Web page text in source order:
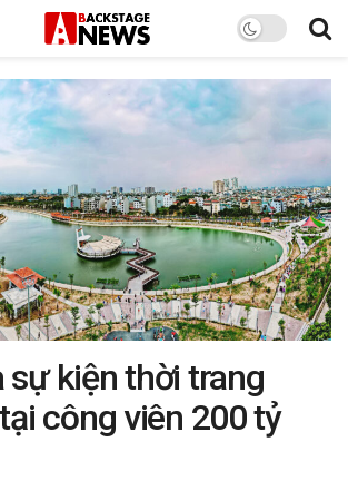
sự kiện thời trang
công viên 200 tỷ